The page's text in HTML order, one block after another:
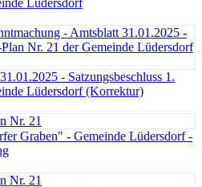
- Satzungsbeschluss 1.
Lüdersdorf (Korrektur)
Graben" - Gemeinde Lüdersdorf -